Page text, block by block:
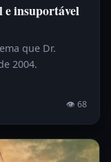
e insuportável
que Dr.
2004.
👁 68